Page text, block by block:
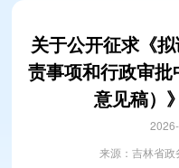
关于公开征求《
责事项和行政审
意见稿）
来源：吉林省